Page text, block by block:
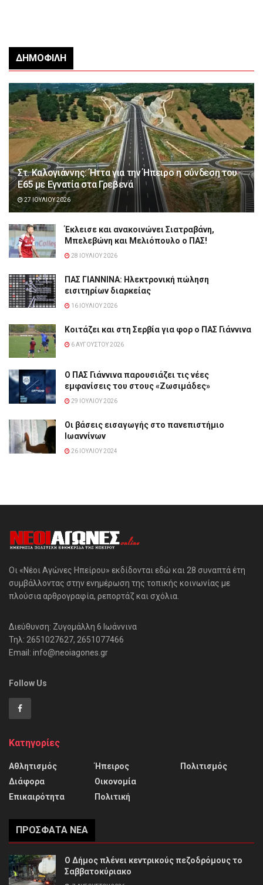
ΔΗΜΟΦΙΛΉ
Στ. Καλογιάννης: Ήττα για την Ήπειρο η σύνδεση του
Ε65 με Εγνατία στα Γρεβενά
27 ΙΟΥΛΊΟΥ 2026
Έκλεισε και ανακοινώνει Σιατραβάνη,
Μπελεβώνη και Μελιόπουλο ο ΠΑΣ!
28 ΙΟΥΛΊΟΥ 2026
ΠΑΣ ΓΙΑΝΝΙΝΑ: Hλεκτρονική πώληση
εισιτηρίων διαρκείας
16 ΙΟΥΛΊΟΥ 2026
Κοιτάζει και στη Σερβία για φορ ο ΠΑΣ Γιάννινα
6 ΑΥΓΟΎΣΤΟΥ 2026
Ο ΠΑΣ Γιάννινα παρουσιάζει τις νέες
εμφανίσεις του στους «Ζωσιμάδες»
29 ΙΟΥΛΊΟΥ 2026
Οι βάσεις εισαγωγής στο πανεπιστήμιο
Ιωαννίνων
26 ΙΟΥΛΊΟΥ 2024
Οι «Νέοι Αγώνες Ηπείρου» εκδίδονται εδώ και 28 συναπτά έτη
συμβάλλοντας στην ενημέρωση της τοπικής κοινωνίας με
πλούσια αρθρογραφία, ρεπορτάζ και σχόλια.
Διεύθυνση: Ζυγομάλλη 6 Ιωάννινα
Τηλ: 2651027627, 2651077466
Email: info@neoiagones.gr
Follow Us
Κατηγορίες
Αθλητισμός
Διάφορα
Επικαιρότητα
Ήπειρος
Οικονομία
Πολιτική
Πολιτισμός
ΠΡΌΣΦΑΤΑ ΝΈΑ
Ο Δήμος πλένει κεντρικούς πεζοδρόμους το
Σαββατοκύριακο